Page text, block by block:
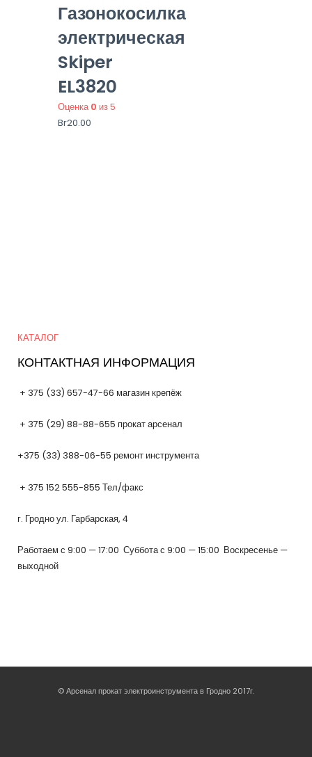
Газонокосилка
электрическая
Skiper
EL3820
Оценка0 из 5
Br20.00
КАТАЛОГ
КОНТАКТНАЯ ИНФОРМАЦИЯ
+ 375 (33) 657-47-66 магазин крепёж
+ 375 (29) 88-88-655 прокат арсенал
+375 (33) 388-06-55 ремонт инструмента
+ 375 152 555-855 Тел/факс
г. Гродно ул. Гарбарская, 4
Работаем с 9:00 — 17:00 Суббота с 9:00 — 15:00 Воскресенье —
выходной
© Арсенал прокат электроинструмента в Гродно 2017г.